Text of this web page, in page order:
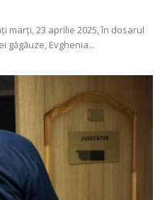
marți, 23 aprilie 2025, în dosarul
găgăuze, Evghenia...